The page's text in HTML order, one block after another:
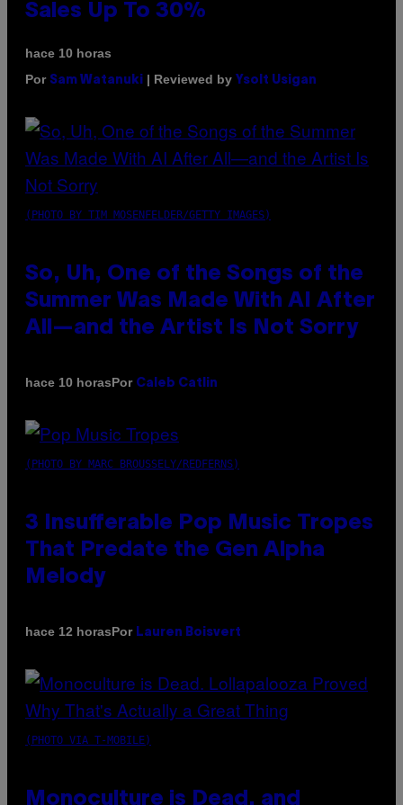
Sales Up To 30%
hace 10 horas
Por Sam Watanuki | Reviewed by Ysolt Usigan
(PHOTO BY TIM MOSENFELDER/GETTY IMAGES)
So, Uh, One of the Songs of the
Summer Was Made With AI After
All—and the Artist Is Not Sorry
hace 10 horasPor Caleb Catlin
(PHOTO BY MARC BROUSSELY/REDFERNS)
3 Insufferable Pop Music Tropes
That Predate the Gen Alpha
Melody
hace 12 horasPor Lauren Boisvert
(PHOTO VIA T-MOBILE)
Monoculture is Dead, and